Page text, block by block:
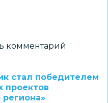
комментарий
стал победителем
проектов